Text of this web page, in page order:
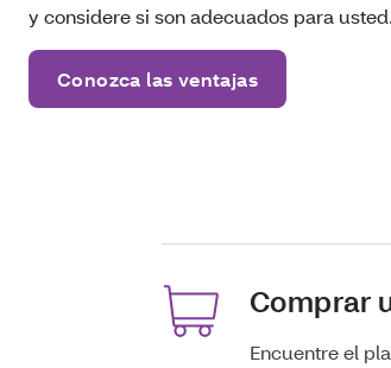
y considere si son adecuados para usted.
Conozca las ventajas
Comprar
Encuentre el